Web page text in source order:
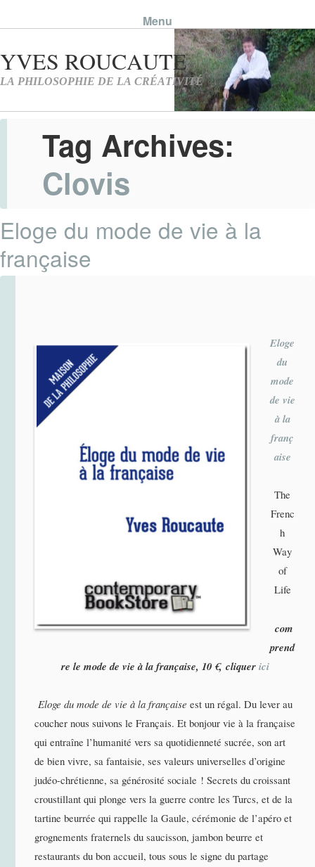
Menu
Skip to content
Tag Archives:
Clovis
Eloge du mode de vie à la
française
Eloge
du
mode
de vie
à la
franç
aise
The
Frenc
h
Way
of
Life
com
prend
re le mode de vie à la française, 10 €, cliquerici
Eloge du mode de vie à la française est un régal. Du lever au
coucher nous suivons le Français. Et bonjour vie à la française
qui entraîne l’humanité vers sa quotidienneté sucrée, son art
de bien vivre, sa fantaisie, ses valeurs universelles d’origine
judéo-chrétienne, sa générosité sociale ! Secrets du croissant
croustillant qui plonge vers la guerre contre les Turcs, et de la
tartine beurrée qui rappelle la Gaule, cérémonie de l’apéro et
grognements fraternels du saucisson, jambon beurre et
restaurants du bon accueil, tous sous le signe du partage